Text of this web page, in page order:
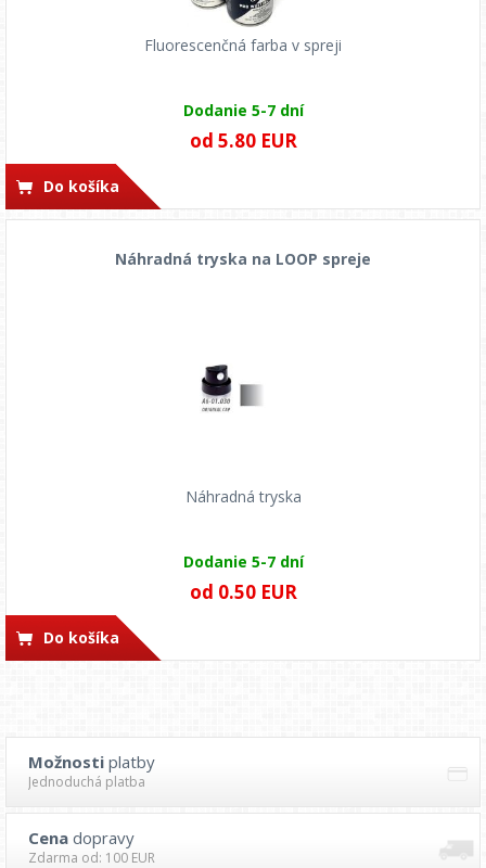
Fluorescenčná farba v spreji
Dodanie 5-7 dní
od 5.80 EUR
Do košíka
Náhradná tryska na LOOP spreje
Náhradná tryska
Dodanie 5-7 dní
od 0.50 EUR
Do košíka
Možnosti platby
Jednoduchá platba
Cena dopravy
Zdarma od: 100 EUR